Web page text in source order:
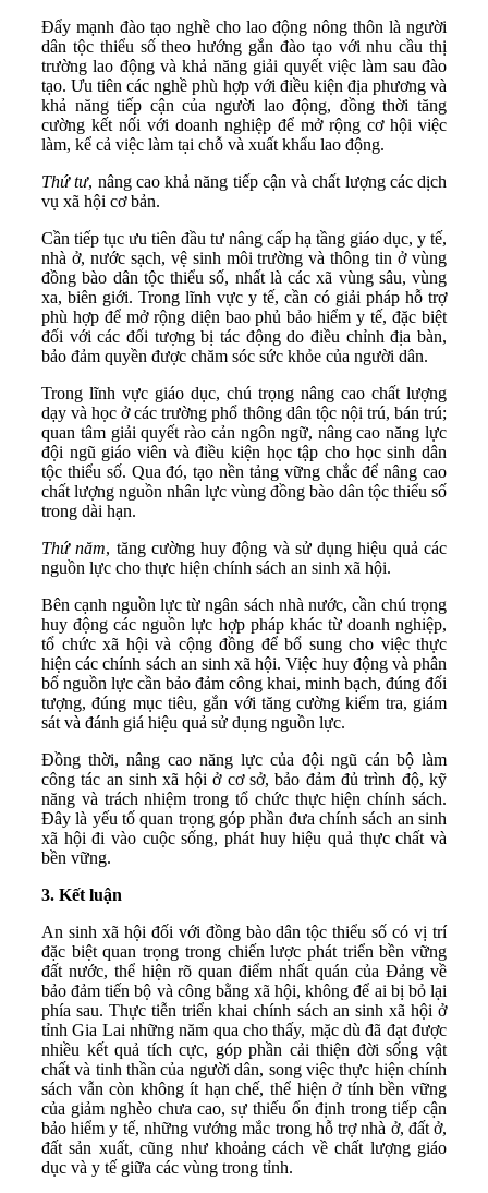
Đẩy mạnh đào tạo nghề cho lao động nông thôn là người
dân tộc thiểu số theo hướng gắn đào tạo với nhu cầu thị
trường lao động và khả năng giải quyết việc làm sau đào
tạo. Ưu tiên các nghề phù hợp với điều kiện địa phương và
khả năng tiếp cận của người lao động, đồng thời tăng
cường kết nối với doanh nghiệp để mở rộng cơ hội việc
làm, kể cả việc làm tại chỗ và xuất khẩu lao động.
Thứ tư, nâng cao khả năng tiếp cận và chất lượng các dịch
vụ xã hội cơ bản.
Cần tiếp tục ưu tiên đầu tư nâng cấp hạ tầng giáo dục, y tế,
nhà ở, nước sạch, vệ sinh môi trường và thông tin ở vùng
đồng bào dân tộc thiểu số, nhất là các xã vùng sâu, vùng
xa, biên giới. Trong lĩnh vực y tế, cần có giải pháp hỗ trợ
phù hợp để mở rộng diện bao phủ bảo hiểm y tế, đặc biệt
đối với các đối tượng bị tác động do điều chỉnh địa bàn,
bảo đảm quyền được chăm sóc sức khỏe của người dân.
Trong lĩnh vực giáo dục, chú trọng nâng cao chất lượng
dạy và học ở các trường phổ thông dân tộc nội trú, bán trú;
quan tâm giải quyết rào cản ngôn ngữ, nâng cao năng lực
đội ngũ giáo viên và điều kiện học tập cho học sinh dân
tộc thiểu số. Qua đó, tạo nền tảng vững chắc để nâng cao
chất lượng nguồn nhân lực vùng đồng bào dân tộc thiểu số
trong dài hạn.
Thứ năm, tăng cường huy động và sử dụng hiệu quả các
nguồn lực cho thực hiện chính sách an sinh xã hội.
Bên cạnh nguồn lực từ ngân sách nhà nước, cần chú trọng
huy động các nguồn lực hợp pháp khác từ doanh nghiệp,
tổ chức xã hội và cộng đồng để bổ sung cho việc thực
hiện các chính sách an sinh xã hội. Việc huy động và phân
bổ nguồn lực cần bảo đảm công khai, minh bạch, đúng đối
tượng, đúng mục tiêu, gắn với tăng cường kiểm tra, giám
sát và đánh giá hiệu quả sử dụng nguồn lực.
Đồng thời, nâng cao năng lực của đội ngũ cán bộ làm
công tác an sinh xã hội ở cơ sở, bảo đảm đủ trình độ, kỹ
năng và trách nhiệm trong tổ chức thực hiện chính sách.
Đây là yếu tố quan trọng góp phần đưa chính sách an sinh
xã hội đi vào cuộc sống, phát huy hiệu quả thực chất và
bền vững.
3. Kết luận
An sinh xã hội đối với đồng bào dân tộc thiểu số có vị trí
đặc biệt quan trọng trong chiến lược phát triển bền vững
đất nước, thể hiện rõ quan điểm nhất quán của Đảng về
bảo đảm tiến bộ và công bằng xã hội, không để ai bị bỏ lại
phía sau. Thực tiễn triển khai chính sách an sinh xã hội ở
tỉnh Gia Lai những năm qua cho thấy, mặc dù đã đạt được
nhiều kết quả tích cực, góp phần cải thiện đời sống vật
chất và tinh thần của người dân, song việc thực hiện chính
sách vẫn còn không ít hạn chế, thể hiện ở tính bền vững
của giảm nghèo chưa cao, sự thiếu ổn định trong tiếp cận
bảo hiểm y tế, những vướng mắc trong hỗ trợ nhà ở, đất ở,
đất sản xuất, cũng như khoảng cách về chất lượng giáo
dục và y tế giữa các vùng trong tỉnh.